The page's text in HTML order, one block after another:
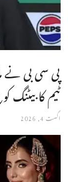
پی سی بی نے
ٹیم کا بیٹنگ
اگست 4, 2026